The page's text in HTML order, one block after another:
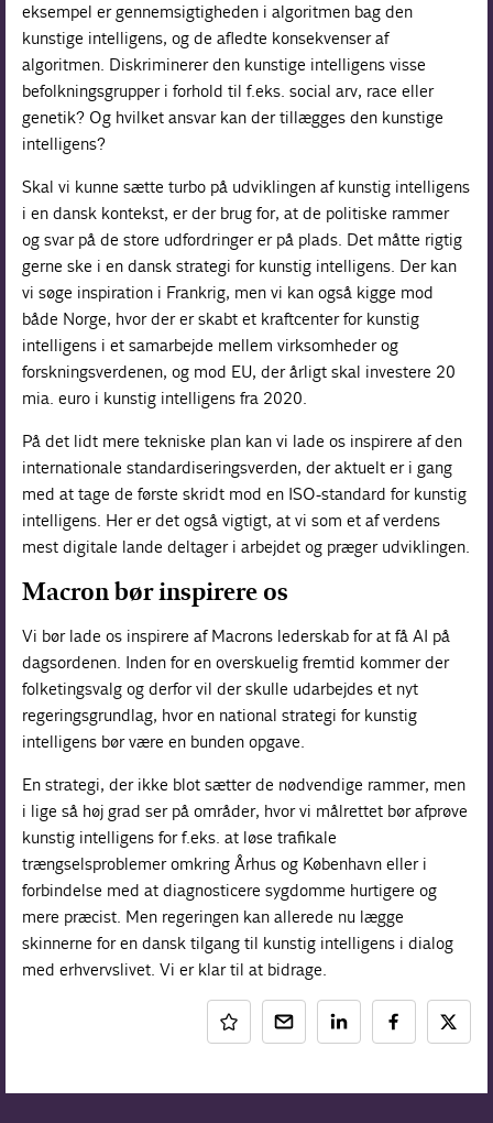
eksempel er gennemsigtigheden i algoritmen bag den
kunstige intelligens, og de afledte konsekvenser af
algoritmen. Diskriminerer den kunstige intelligens visse
befolkningsgrupper i forhold til f.eks. social arv, race eller
genetik? Og hvilket ansvar kan der tillægges den kunstige
intelligens?
Skal vi kunne sætte turbo på udviklingen af kunstig intelligens
i en dansk kontekst, er der brug for, at de politiske rammer
og svar på de store udfordringer er på plads. Det måtte rigtig
gerne ske i en dansk strategi for kunstig intelligens. Der kan
vi søge inspiration i Frankrig, men vi kan også kigge mod
både Norge, hvor der er skabt et kraftcenter for kunstig
intelligens i et samarbejde mellem virksomheder og
forskningsverdenen, og mod EU, der årligt skal investere 20
mia. euro i kunstig intelligens fra 2020.
På det lidt mere tekniske plan kan vi lade os inspirere af den
internationale standardiseringsverden, der aktuelt er i gang
med at tage de første skridt mod en ISO-standard for kunstig
intelligens. Her er det også vigtigt, at vi som et af verdens
mest digitale lande deltager i arbejdet og præger udviklingen.
Macron bør inspirere os
Vi bør lade os inspirere af Macrons lederskab for at få AI på
dagsordenen. Inden for en overskuelig fremtid kommer der
folketingsvalg og derfor vil der skulle udarbejdes et nyt
regeringsgrundlag, hvor en national strategi for kunstig
intelligens bør være en bunden opgave.
En strategi, der ikke blot sætter de nødvendige rammer, men
i lige så høj grad ser på områder, hvor vi målrettet bør afprøve
kunstig intelligens for f.eks. at løse trafikale
trængselsproblemer omkring Århus og København eller i
forbindelse med at diagnosticere sygdomme hurtigere og
mere præcist. Men regeringen kan allerede nu lægge
skinnerne for en dansk tilgang til kunstig intelligens i dialog
med erhvervslivet. Vi er klar til at bidrage.